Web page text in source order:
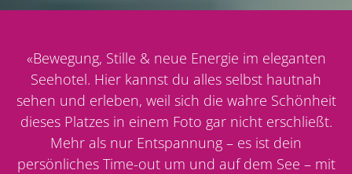
«Bewegung, Stille & neue Energie im eleganten
Seehotel. Hier kannst du alles selbst hautnah
sehen und erleben, weil sich die wahre Schönheit
dieses Platzes in einem Foto gar nicht erschließt.
Mehr als nur Entspannung – es ist dein
persönliches Time-out um und auf dem See – mit